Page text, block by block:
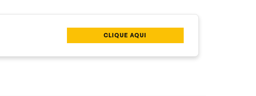
CLIQUE AQUI